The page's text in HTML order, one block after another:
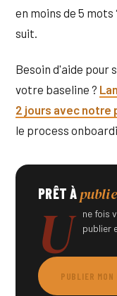
en moins de 5
suit.
Besoin d'aide pour
votre baseline ?
2 jours avec notre
le process
PRÊT À
U
ne fois
publier
PUBLIER MON